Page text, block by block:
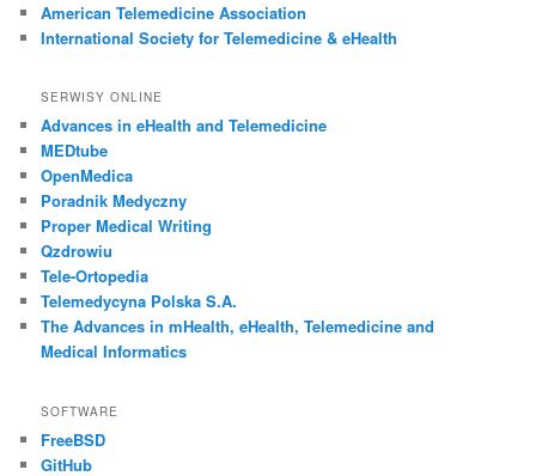
American Telemedicine Association
International Society for Telemedicine & eHealth
SERWISY ONLINE
Advances in eHealth and Telemedicine
MEDtube
OpenMedica
Poradnik Medyczny
Proper Medical Writing
Qzdrowiu
Tele-Ortopedia
Telemedycyna Polska S.A.
The Advances in mHealth, eHealth, Telemedicine and
Medical Informatics
SOFTWARE
FreeBSD
GitHub